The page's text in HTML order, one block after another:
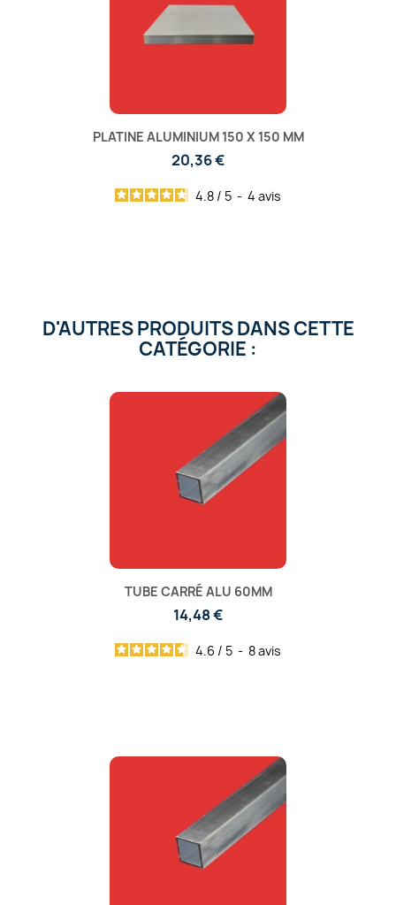
PLATINE ALUMINIUM 150 X 150 MM
20,36 €
4.8 / 5 - 4 avis
D'AUTRES PRODUITS DANS CETTE
CATÉGORIE :
TUBE CARRÉ ALU 60MM
14,48 €
4.6 / 5 - 8avis